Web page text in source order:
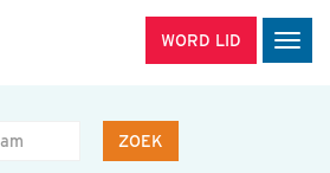
WORD LID
ZOEK